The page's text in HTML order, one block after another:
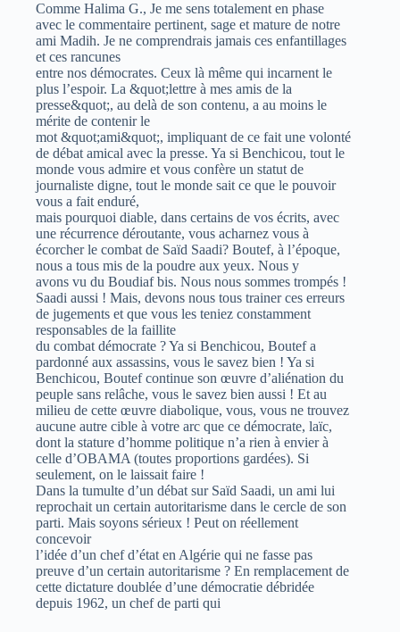
Comme Halima G., Je me sens totalement en phase
avec le commentaire pertinent, sage et mature de notre
ami Madih. Je ne comprendrais jamais ces enfantillages
et ces rancunes
entre nos démocrates. Ceux là même qui incarnent le
plus l’espoir. La &quot;lettre à mes amis de la
presse&quot;, au delà de son contenu, a au moins le
mérite de contenir le
mot &quot;ami&quot;, impliquant de ce fait une volonté
de débat amical avec la presse. Ya si Benchicou, tout le
monde vous admire et vous confère un statut de
journaliste digne, tout le monde sait ce que le pouvoir
vous a fait enduré,
mais pourquoi diable, dans certains de vos écrits, avec
une récurrence déroutante, vous acharnez vous à
écorcher le combat de Saïd Saadi? Boutef, à l’époque,
nous a tous mis de la poudre aux yeux. Nous y
avons vu du Boudiaf bis. Nous nous sommes trompés !
Saadi aussi ! Mais, devons nous tous trainer ces erreurs
de jugements et que vous les teniez constamment
responsables de la faillite
du combat démocrate ? Ya si Benchicou, Boutef a
pardonné aux assassins, vous le savez bien ! Ya si
Benchicou, Boutef continue son œuvre d’aliénation du
peuple sans relâche, vous le savez bien aussi ! Et au
milieu de cette œuvre diabolique, vous, vous ne trouvez
aucune autre cible à votre arc que ce démocrate, laïc,
dont la stature d’homme politique n’a rien à envier à
celle d’OBAMA (toutes proportions gardées). Si
seulement, on le laissait faire !
Dans la tumulte d’un débat sur Saïd Saadi, un ami lui
reprochait un certain autoritarisme dans le cercle de son
parti. Mais soyons sérieux ! Peut on réellement
concevoir
l’idée d’un chef d’état en Algérie qui ne fasse pas
preuve d’un certain autoritarisme ? En remplacement de
cette dictature doublée d’une démocratie débridée
depuis 1962, un chef de parti qui